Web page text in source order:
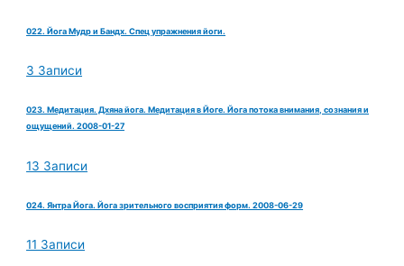
022. Йога Мудр и Бандх. Спец упражнения йоги.
3 Записи
023. Медитация. Дхяна йога. Медитация в Йоге. Йога потока внимания, сознания и
ощущений. 2008-01-27
13 Записи
024. Янтра Йога. Йога зрительного восприятия форм. 2008-06-29
11 Записи